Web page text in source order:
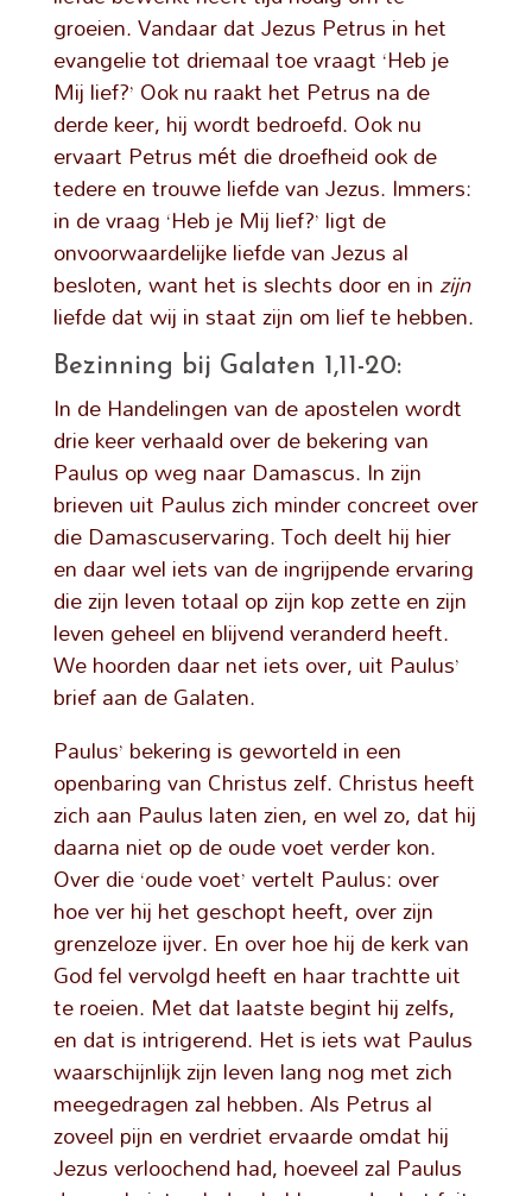
groeien. Vandaar dat Jezus Petrus in het
evangelie tot driemaal toe vraagt ‘Heb je
Mij lief?’ Ook nu raakt het Petrus na de
derde keer, hij wordt bedroefd. Ook nu
ervaart Petrus mét die droefheid ook de
tedere en trouwe liefde van Jezus. Immers:
in de vraag ‘Heb je Mij lief?’ ligt de
onvoorwaardelijke liefde van Jezus al
besloten, want het is slechts door en inzijn
liefde dat wij in staat zijn om lief te hebben.
Bezinning bij Galaten 1,11-20:
In de Handelingen van de apostelen wordt
drie keer verhaald over de bekering van
Paulus op weg naar Damascus. In zijn
brieven uit Paulus zich minder concreet over
die Damascuservaring. Toch deelt hij hier
en daar wel iets van de ingrijpende ervaring
die zijn leven totaal op zijn kop zette en zijn
leven geheel en blijvend veranderd heeft.
We hoorden daar net iets over, uit Paulus’
brief aan de Galaten.
Paulus’ bekering is geworteld in een
openbaring van Christus zelf. Christus heeft
zich aan Paulus laten zien, en wel zo, dat hij
daarna niet op de oude voet verder kon.
Over die ‘oude voet’ vertelt Paulus: over
hoe ver hij het geschopt heeft, over zijn
grenzeloze ijver. En over hoe hij de kerk van
God fel vervolgd heeft en haar trachtte uit
te roeien. Met dat laatste begint hij zelfs,
en dat is intrigerend. Het is iets wat Paulus
waarschijnlijk zijn leven lang nog met zich
meegedragen zal hebben. Als Petrus al
zoveel pijn en verdriet ervaarde omdat hij
Jezus verloochend had, hoeveel zal Paulus